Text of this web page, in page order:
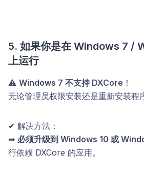
5. 如果你是在 Windows 7 /
上运行
⚠️ Windows 7 不支持 DXCore ！
无论管理员权限安装还是重新安装程
✔ 解决方法：
➡ 必须升级到 Windows 10 或
行依赖 DXCore 的应用。